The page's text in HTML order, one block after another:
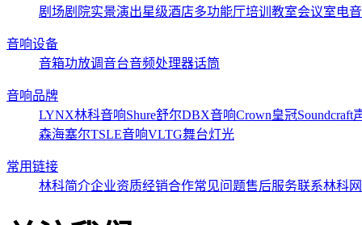
剧场剧院实景演出星级酒店多功能厅培训教室会议室电
音响设备
音箱功放调音台音频处理器话筒
音响品牌
LYNX林科音响Shure舒尔DBX音响Crown皇冠Soundcraft
森海塞尔TSLE音响VLTG舞台灯光
常用链接
林科简介企业资质经销合作常见问题售后服务联系林科